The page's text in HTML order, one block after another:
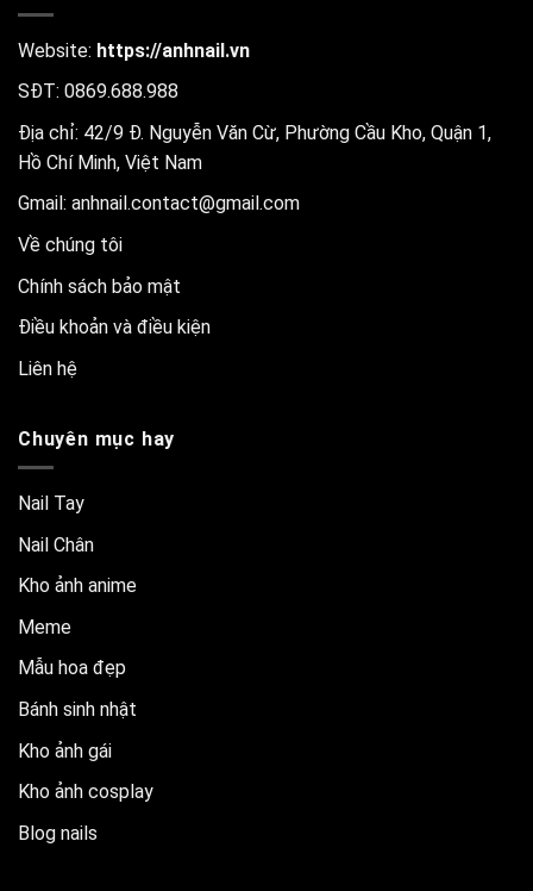
Website: https://anhnail.vn
SĐT: 0869.688.988
Địa chỉ: 42/9 Đ. Nguyễn Văn Cừ, Phường Cầu Kho, Quận 1,
Hồ Chí Minh, Việt Nam
Gmail: anhnail.contact@gmail.com
Về chúng tôi
Chính sách bảo mật
Điều khoản và điều kiện
Liên hệ
Chuyên mục hay
Nail Tay
Nail Chân
Kho ảnh anime
Meme
Mẫu hoa đẹp
Bánh sinh nhật
Kho ảnh gái
Kho ảnh cosplay
Blog nails